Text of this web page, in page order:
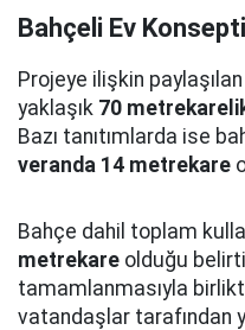
Bahçeli Ev
Projeye ilişkin
yaklaşık 70
Bazı tanıtımlarda ise
veranda 14 metrekare
Bahçe dahil toplam
metrekare olduğu
tamamlanmasıyla
vatandaşlar tarafından